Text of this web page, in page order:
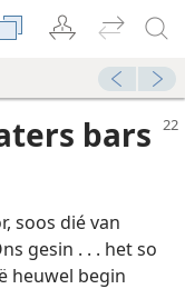
bars
soos dié van
gesin . . . het so
heuwel begin